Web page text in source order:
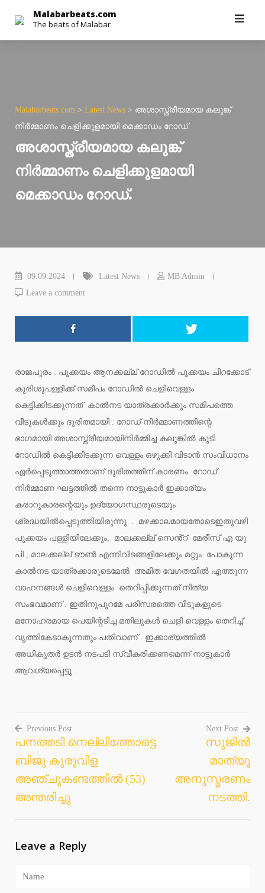
content
Malabarbeats.com
The beats of Malabar
Malabarbeats.com > Latest News > അശാസ്ത്രീയമായ കലുങ്ക്
നിർമ്മാണം ചെളിക്കുളമായി മെക്കാഡം റോഡ്.
അശാസ്ത്രീയമായ കലുങ്ക്
നിർമ്മാണം ചെളിക്കുളമായി
മെക്കാഡം റോഡ്.
09.09.2024 Latest News
MB Admin
Leave a comment
രാജപുരം : പൂക്കയം ആനക്കല്ല് റോഡിൽ പൂക്കയം ചിറക്കോട്
കുരിശുപള്ളിക്ക് സമീപം റോഡിൽ ചെളിവെള്ളം
കെട്ടിക്കിടക്കുന്നത് കാൽനട യാത്രക്കാർക്കും സമീപത്തെ
വീടുകൾക്കും ദുരിതമായി . റോഡ് നിർമ്മാണത്തിന്റെ
ഭാഗമായി അശാസ്ത്രീയമായിനിർമ്മിച്ച കലുങ്കിൽ കൂടി
റോഡിൽ കെട്ടിക്കിടക്കുന്ന വെള്ളം ഒഴുക്കി വിടാൻ സംവിധാനം
ഏർപ്പെടുത്താത്തതാണ് ദുരിതത്തിന് കാരണം. റോഡ്
നിർമ്മാണ ഘട്ടത്തിൽ തന്നെ നാട്ടുകാർ ഇക്കാര്യം
കരാറുകാരന്റെയും ഉദ്യോഗസ്ഥരുടെയും
ശ്രദ്ധയിൽപ്പെടുത്തിയിരുന്നു . മഴക്കാലമായതോടെഇതുവഴി
പൂക്കയം പള്ളിയിലേക്കും, മാലക്കല്ല് സെൻ്റ് മേരീസ് എ യു
പി , മാലക്കല്ല് ടൗൺ എന്നിവിടങ്ങളിലേക്കും മറ്റും പോകുന്ന
കാൽനട യാത്രക്കാരുടെമേൽ അമിത വേഗതയിൽ എത്തുന്ന
വാഹനങ്ങൾ ചെളിവെള്ളം തെറിപ്പിക്കുന്നത് നിത്യ
സംഭവമാണ് . ഇതിനുപുറമേ പരിസരത്തെ വീടുകളുടെ
മനോഹരമായ പെയിന്റടിച്ച മതിലുകൾ ചെളി വെള്ളം തെറിച്ച്
വൃത്തികേടാകുന്നതും പതിവാണ് . ഇക്കാര്യത്തിൽ
അധികൃതർ ഉടൻ നടപടി സ്വീകരിക്കണമെന്ന് നാട്ടുകാർ
ആവശ്യപ്പെട്ടു .
Post
navigation
Previous Post
പനത്തടി നെല്ലിത്തോട്ടെ
ബിജു കുരുവിള
അഞ്ചുകണ്ടത്തിൽ (53)
അന്തരിച്ചു
Next Post
സുജിൽ
മാത്യൂ
അനുസ്മരണം
നടത്തി.
Leave a Reply